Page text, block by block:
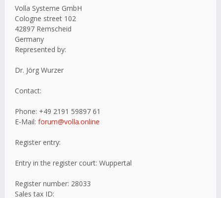
Volla Systeme GmbH
Cologne street 102
42897 Remscheid
Germany
Represented by:
Dr. Jörg Wurzer
Contact:
Phone: +49 2191 59897 61
E-Mail: forum@volla.online
Register entry:
Entry in the register court: Wuppertal
Register number: 28033
Sales tax ID: